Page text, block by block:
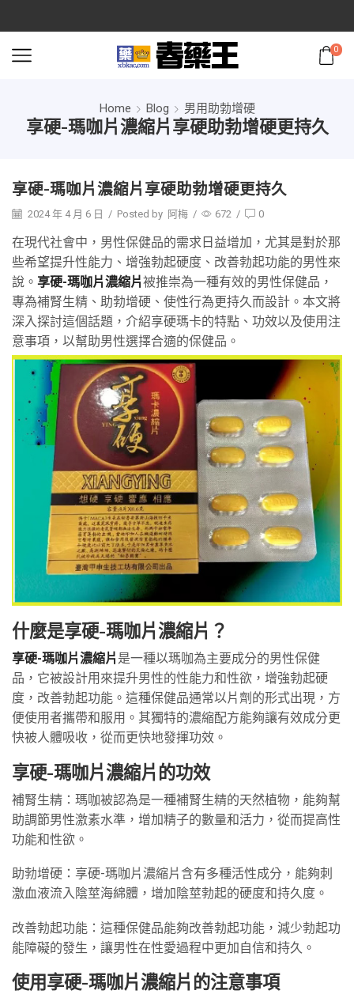
0
Home Blog 男用助勃增硬
享硬-瑪咖片濃縮片享硬助勃增硬更持久
享硬-瑪咖片濃縮片享硬助勃增硬更持久
2024 年 4 月 6 日 / Posted by 阿梅 / 672 / 0
在現代社會中，男性保健品的需求日益增加，尤其是對於那
些希望提升性能力、增強勃起硬度、改善勃起功能的男性來
說。 享硬-瑪咖片濃縮片被推崇為一種有效的男性保健品，
專為補腎生精、助勃增硬、使性行為更持久而設計。本文將
深入探討這個話題，介紹享硬瑪卡的特點、功效以及使用注
意事項，以幫助男性選擇合適的保健品。
什麼是享硬-瑪咖片濃縮片？
享硬-瑪咖片濃縮片 是一種以瑪咖為主要成分的男性保健
品，它被設計用來提升男性的性能力和性欲，增強勃起硬
度，改善勃起功能。這種保健品通常以片劑的形式出現，方
便使用者攜帶和服用。其獨特的濃縮配方能夠讓有效成分更
快被人體吸收，從而更快地發揮功效。
享硬-瑪咖片濃縮片的功效
補腎生精：瑪咖被認為是一種補腎生精的天然植物，能夠幫
助調節男性激素水準，增加精子的數量和活力，從而提高性
功能和性欲。
助勃增硬：享硬-瑪咖片濃縮片含有多種活性成分，能夠刺
激血液流入陰莖海綿體，增加陰莖勃起的硬度和持久度。
改善勃起功能：這種保健品能夠改善勃起功能，減少勃起功
能障礙的發生，讓男性在性愛過程中更加自信和持久。
使用享硬-瑪咖片濃縮片的注意事項